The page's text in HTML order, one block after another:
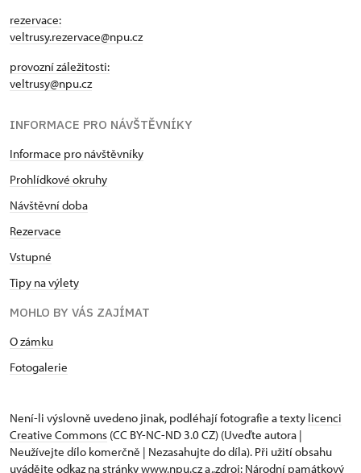
rezervace:
veltrusy.rezervace@npu.cz
provozní záležitosti:
veltrusy@npu.cz
INFORMACE PRO NÁVŠTĚVNÍKY
Informace pro návštěvníky
Prohlídkové okruhy
Návštěvní doba
Rezervace
Vstupné
Tipy na výlety
MOHLO BY VÁS ZAJÍMAT
O zámku
Fotogalerie
Není-li výslovně uvedeno jinak, podléhají fotografie a texty licenci
Creative Commons (CC BY-NC-ND 3.0 CZ) (Uveďte autora |
Neužívejte dílo komerčně | Nezasahujte do díla). Při užití obsahu
uvádějte odkaz na stránky www.npu.cz a „zdroj: Národní památkový